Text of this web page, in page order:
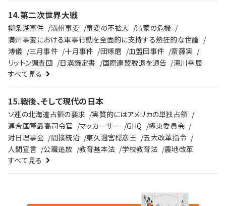
14.第二次世界大戦
柳条湖事件 満州事変 事変の不拡大
満蒙の危機
満州事変における軍事行動を全面的に支持する熱狂的な世論
溥儀
三月事件 十月事件 団琢磨 血盟団事件
斎藤実
リットン調査団
日満議定書 国際連盟脱退を通告
滝川幸辰
すべて見る
15.戦後、そして現代の日本
ソ連の北海道占領の要求
実質的にはアメリカの単独占領
連合国軍最高司令官
マッカーサー GHQ
極東委員会
対日理事会
間接統治 東久邇宮稔彦王
五大改革指令
人間宣言
公職追放 教育基本法 学校教育法
農地改革
すべて見る